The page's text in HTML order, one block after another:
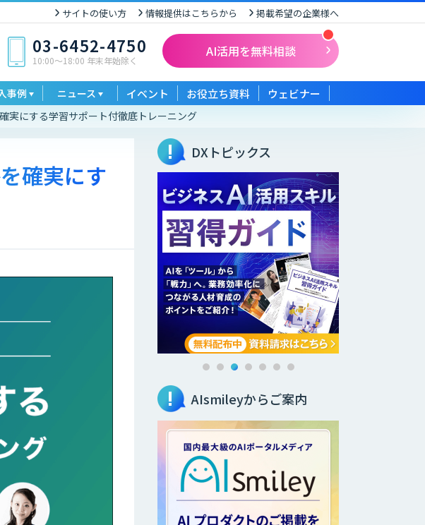
サイトの使い方 情報提供はこちらから 掲載希望の企業様へ
03-6452-4750
10:00〜18:00 年末年始除く
AI活用を無料相談
事例 ニュース イベント お役立ち資料 ウェビナー
実にする学習サポート付徹底トレーニング
確実にす
DXトピックス
AIsmileyからご案内